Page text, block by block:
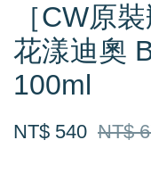
［CW原
花漾迪奧
100ml
NT$ 540 NT$